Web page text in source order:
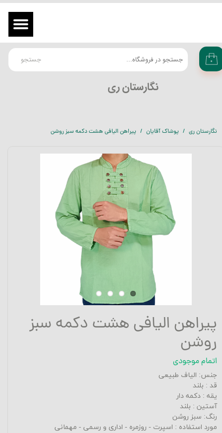
​نگارستان ری
جستجو ۰
تغییر گذر واژه
سفارشات
خروج از حساب کاربری
نگارستان ری پوشاک آقایان پیراهن الیافی هشت دکمه سبز روشن
پیراهن الیافی هشت دکمه سبز
روشن
اتمام موجودی
جنس: الیاف طبیعی
قد : بلند
یقه : دکمه دار
آستین : بلند
رنگ: سبز روشن
مورد استفاده : اسپرت - روزمره - اداری و رسمی - مهمانی